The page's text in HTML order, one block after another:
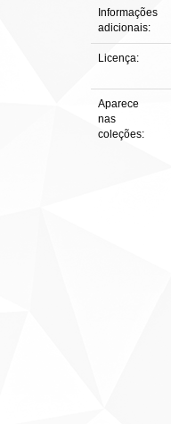
Informações
adicionais:
Licença:
Aparece
nas
coleções: